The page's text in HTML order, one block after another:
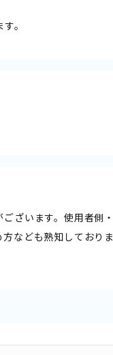
。
ざいます。使用者側・
なども熟知しておりま